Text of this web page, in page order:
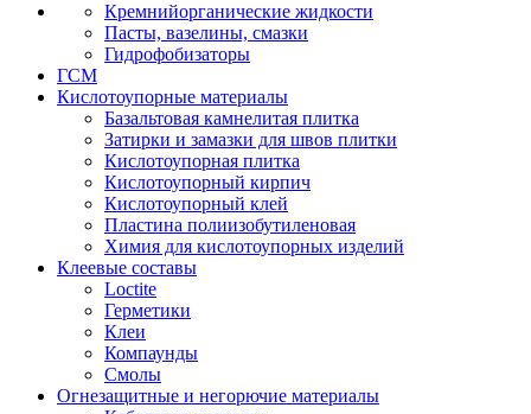
Кремнийорганические жидкости
Пасты, вазелины, смазки
Гидрофобизаторы
ГСМ
Кислотоупорные материалы
Базальтовая камнелитая плитка
Затирки и замазки для швов плитки
Кислотоупорная плитка
Кислотоупорный кирпич
Кислотоупорный клей
Пластина полиизобутиленовая
Химия для кислотоупорных изделий
Клеевые составы
Loctite
Герметики
Клеи
Компаунды
Смолы
Огнезащитные и негорючие материалы